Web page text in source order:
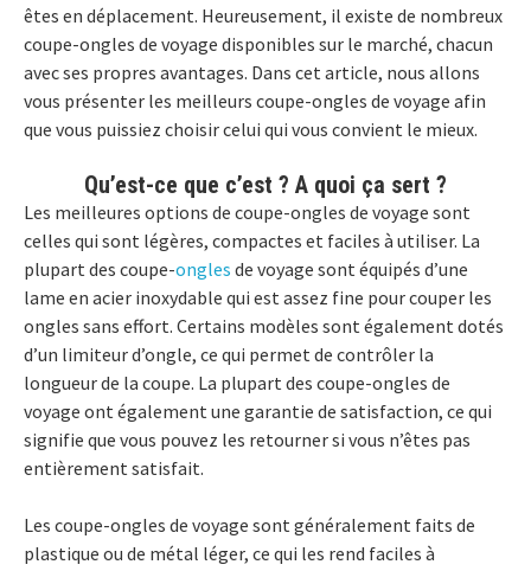
êtes en déplacement. Heureusement, il existe de nombreux
coupe-ongles de voyage disponibles sur le marché, chacun
avec ses propres avantages. Dans cet article, nous allons
vous présenter les meilleurs coupe-ongles de voyage afin
que vous puissiez choisir celui qui vous convient le mieux.
Qu’est-ce que c’est ? A quoi ça sert ?
Les meilleures options de coupe-ongles de voyage sont
celles qui sont légères, compactes et faciles à utiliser. La
plupart des coupe-ongles de voyage sont équipés d’une
lame en acier inoxydable qui est assez fine pour couper les
ongles sans effort. Certains modèles sont également dotés
d’un limiteur d’ongle, ce qui permet de contrôler la
longueur de la coupe. La plupart des coupe-ongles de
voyage ont également une garantie de satisfaction, ce qui
signifie que vous pouvez les retourner si vous n’êtes pas
entièrement satisfait.
Les coupe-ongles de voyage sont généralement faits de
plastique ou de métal léger, ce qui les rend faciles à